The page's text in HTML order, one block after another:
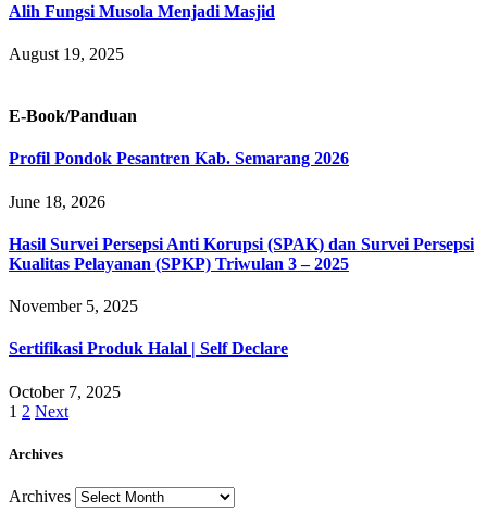
Alih Fungsi Musola Menjadi Masjid
August 19, 2025
E-Book/Panduan
Profil Pondok Pesantren Kab. Semarang 2026
June 18, 2026
Hasil Survei Persepsi Anti Korupsi (SPAK) dan Survei Persepsi
Kualitas Pelayanan (SPKP) Triwulan 3 – 2025
November 5, 2025
Sertifikasi Produk Halal | Self Declare
October 7, 2025
1 2 Next
Archives
Archives